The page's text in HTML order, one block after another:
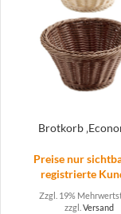
Brotkorb
Preise nur
registrierte
Zzgl. 19%
zzgl.Versand